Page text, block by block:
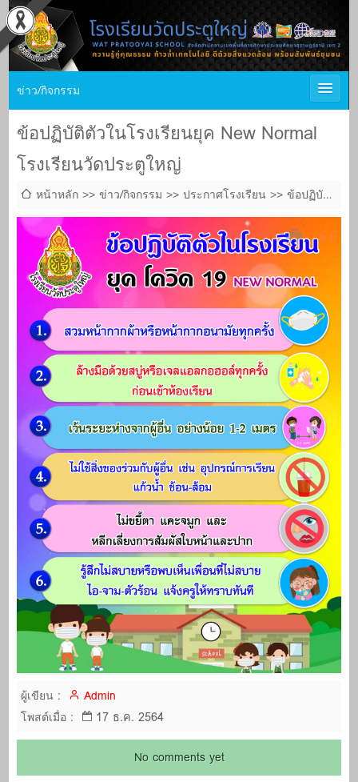
ข่าว/กิจกรรม
ข้อปฏิบัติตัวในโรงเรียนยุค New Normal
โรงเรียนวัดประตูใหญ่
หน้าหลัก ข่าว/กิจกรรม ประกาศโรงเรียน
ข้อปฏิบัติ
ตัวในโรงเรียนยุค New Normal โรงเรียนวัดประตูใหญ่
ผู้เขียน :
Admin
โพสต์เมื่อ :
17 ธ.ค. 2564
No comments yet